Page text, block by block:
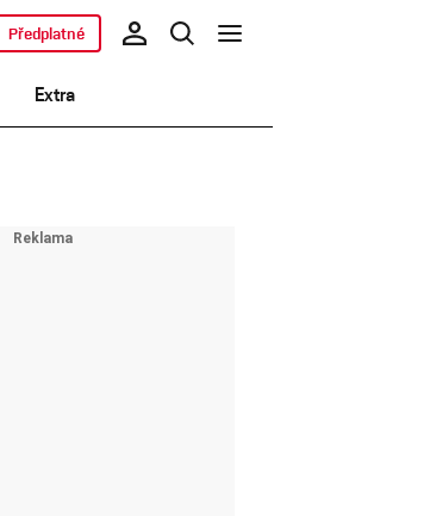
Extra
Předplatné